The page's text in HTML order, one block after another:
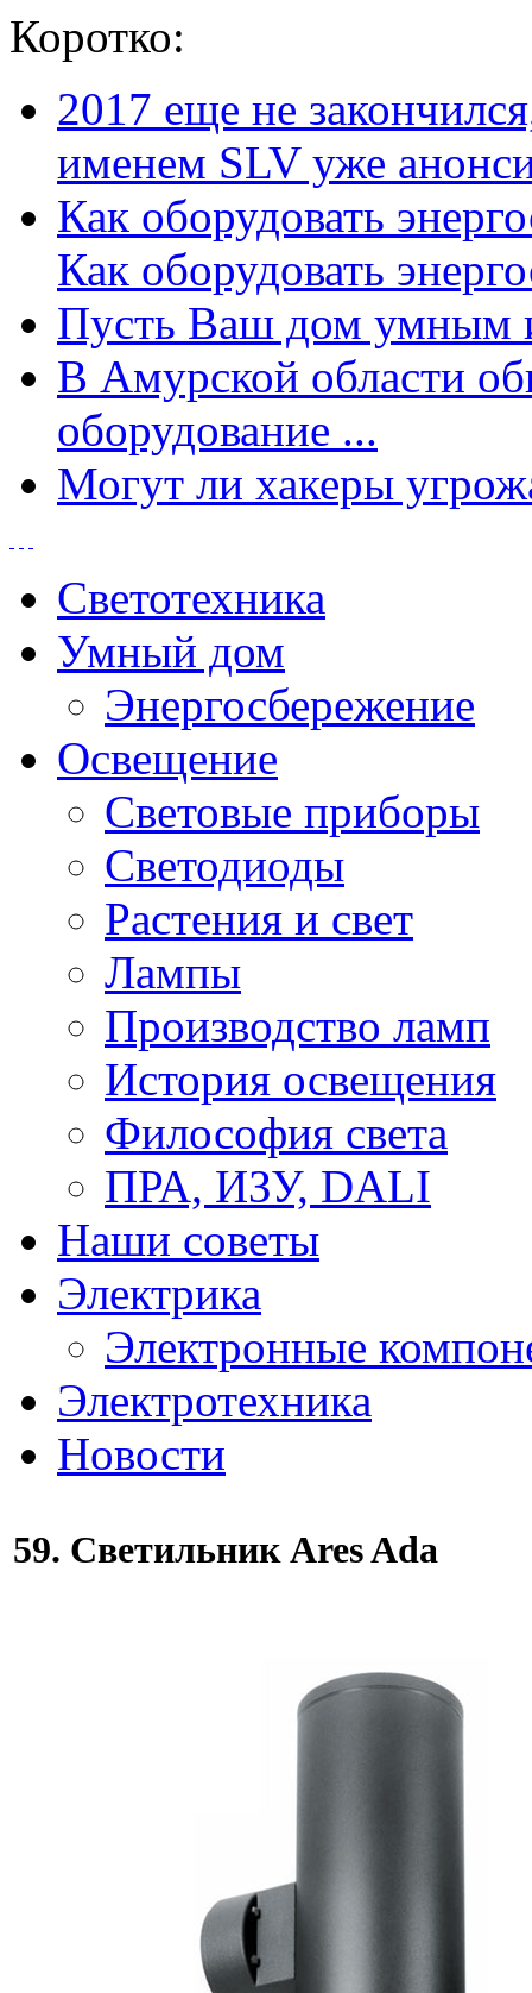
Коротко:
2017 еще не
именем SLV уже
Как оборудовать
Как оборудовать
Пусть Ваш дом умным
В Амурской области
оборудование ...
Могут ли хакеры
Светотехника
Умный дом
Энергосбережение
Освещение
Световые приборы
Светодиоды
Растения и свет
Лампы
Производство ламп
История освещения
Философия света
ПРА, ИЗУ, DALI
Наши советы
Электрика
Электронные
Электротехника
Новости
59. Светильник Ares Ada